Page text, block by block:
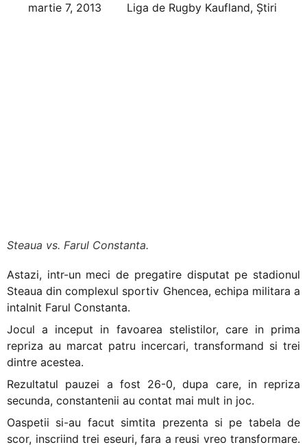
martie 7, 2013 Liga de Rugby Kaufland, Știri
Steaua vs. Farul Constanta.
Astazi, intr-un meci de pregatire disputat pe stadionul
Steaua din complexul sportiv Ghencea, echipa militara a
intalnit Farul Constanta.
Jocul a inceput in favoarea stelistilor, care in prima
repriza au marcat patru incercari, transformand si trei
dintre acestea.
Rezultatul pauzei a fost 26-0, dupa care, in repriza
secunda, constantenii au contat mai mult in joc.
Oaspetii si-au facut simtita prezenta si pe tabela de
scor, inscriind trei eseuri, fara a reusi vreo transformare.